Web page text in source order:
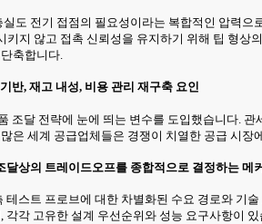
도 전기 접점의 필요성이라는 복합적인 압력
지 않고 접촉 신뢰성을 유지하기 위해 팁 형
축합니다.
반, 재고 내성, 비용 관리 재구축 요인
달 전략에 눈에 띄는 변수를 도입했습니다.
은 세계 공급업체들은 경쟁이 치열한 공급 시
상의 트레이드오프를 종합적으로 결정하는 메
스트 프로브에 대한 차별화된 수요 경로와
각 고유한 설계 우선순위와 성능 요구사항이